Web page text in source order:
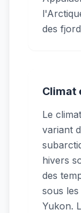
des
Climat
Le
variant
hivers
des
sous
Yukon.